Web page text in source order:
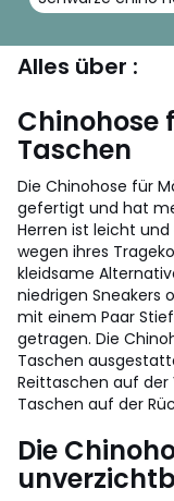
Alles über :
Chinohose
Taschen
Die Chinohose für
gefertigt und hat
Herren ist leicht
wegen ihres
kleidsame
niedrigen Sneakers
mit einem Paar
getragen. Die
Taschen
Reittaschen auf
Taschen auf der
Die